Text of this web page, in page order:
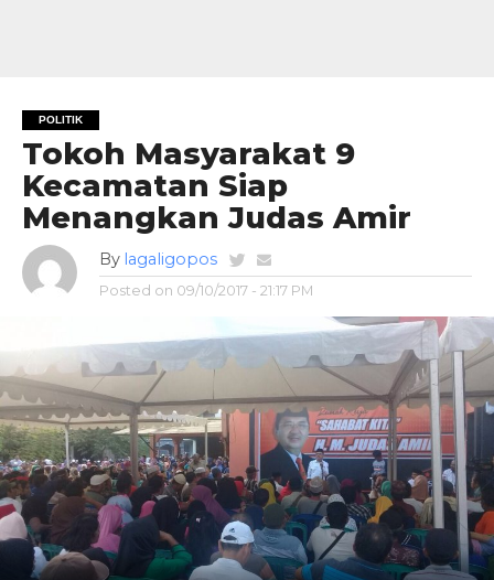
POLITIK
Tokoh Masyarakat 9
Kecamatan Siap
Menangkan Judas Amir
By lagaligopos
Posted on 09/10/2017 - 21:17 PM